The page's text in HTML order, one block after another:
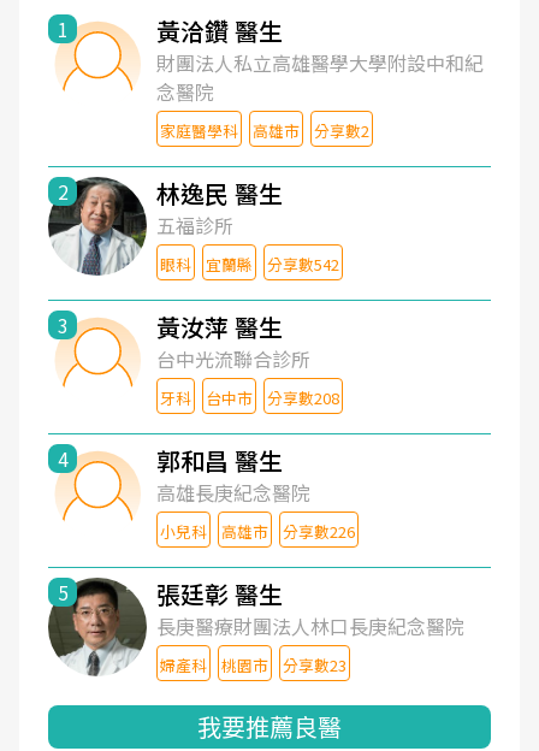
1 黃洽鑽 醫生
財團法人私立高雄醫學大學附設中和紀
念醫院
家庭醫學科 高雄市 分享數2
2 林逸民 醫生
五福診所
眼科 宜蘭縣 分享數542
3 黃汝萍 醫生
台中光流聯合診所
牙科 台中市 分享數208
4 郭和昌 醫生
高雄長庚紀念醫院
小兒科 高雄市 分享數226
5 張廷彰 醫生
長庚醫療財團法人林口長庚紀念醫院
婦產科 桃園市 分享數23
我要推薦良醫